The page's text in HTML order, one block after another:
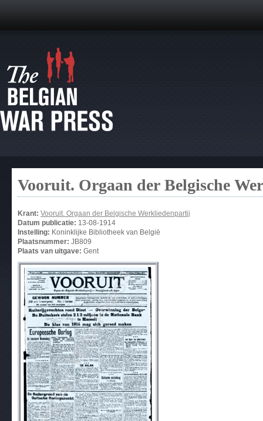
Vooruit. Orgaan der Belgische
Krant: Vooruit. Orgaan der Belgische Werkliedenpartij
Datum publicatie: 13-08-1914
Instelling: Koninklijke Bibliotheek van België
Plaatsnummer: JB809
Plaats van uitgave: Gent